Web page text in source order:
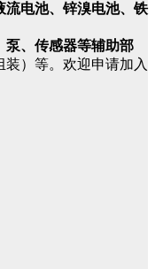
流电池、锌溴电池、铁
泵、传感器等辅助部
）等。欢迎申请加入